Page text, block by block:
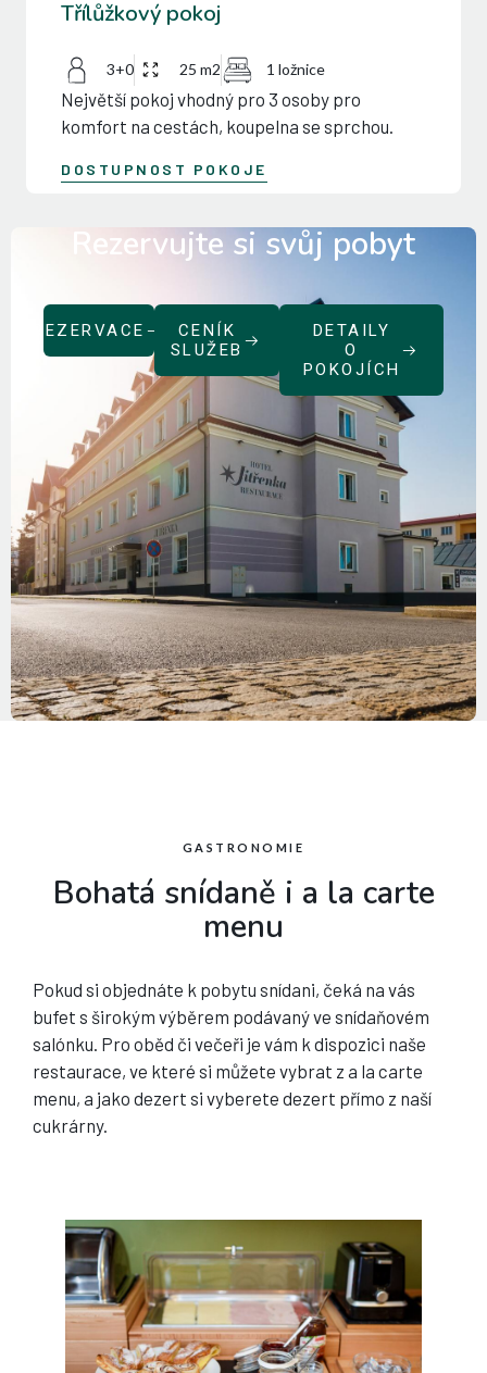
Třílůžkový pokoj
3+0 25 m2 1 ložnice
Největší pokoj vhodný pro 3 osoby pro
komfort na cestách, koupelna se sprchou.
DOSTUPNOST POKOJE
Rezervujte si svůj pobyt
REZERVACE
CENÍK
SLUŽEB
DETAILY
O
POKOJÍCH
GASTRONOMIE
Bohatá snídaně i a la carte
menu
Pokud si objednáte k pobytu snídani, čeká na vás
bufet s širokým výběrem podávaný ve snídaňovém
salónku. Pro oběd či večeři je vám k dispozici naše
restaurace, ve které si můžete vybrat z a la carte
menu, a jako dezert si vyberete dezert přímo z naší
cukrárny.